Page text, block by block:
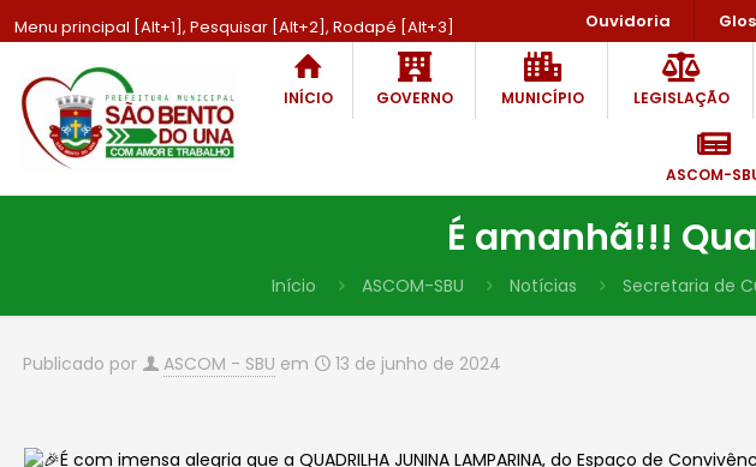
Menu principal [Alt+1], Pesquisar [Alt+2], Rodapé [Alt+3] Ouvidoria
INÍCIO GOVERNO MUNICÍPIO LEGISLAÇÃO
ASCOM-
É amanhã!!!
Início ASCOM-SBU Notícias Secretaria de
Publicado por ASCOM - SBU em 13 de junho de 2024
É com imensa alegria que a QUADRILHA JUNINA LAMPARINA, do Espaço de